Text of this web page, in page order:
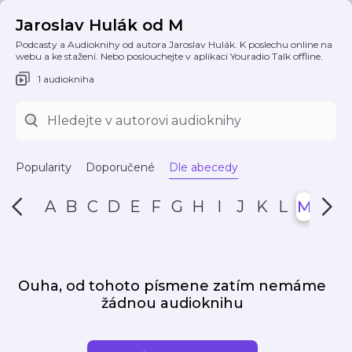
Jaroslav Hulák od M
Podcasty a Audioknihy od autora Jaroslav Hulák. K poslechu online na
webu a ke stažení. Nebo poslouchejte v aplikaci Youradio Talk offline.
1 audiokniha
Popularity Doporučené Dle abecedy
A B C D E F G H I J K L M N
Ouha, od tohoto písmene zatím nemáme
žádnou audioknihu